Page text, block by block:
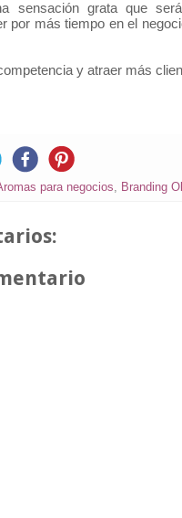
sensación grata que
por más tiempo en el
y atraer más
para negocios Branding